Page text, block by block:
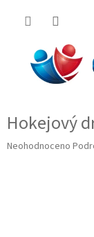
Hokejový
Průměrné
Neohodnoceno